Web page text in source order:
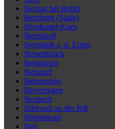
Bernau bei Berlin
Bernburg (Saale)
Bernkastel-Kues
Bernsdorf
Bernstadt a. d. Eigen
Bersenbrück
Besigheim
Betzdorf
Betzenstein
Beverungen
Bexbach
Biberach an der Riß
Biedenkopf
Biel